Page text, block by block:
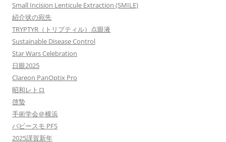
Small Incision Lenticule Extraction (SMILE)
紹介状の宛先
TRYPTYR（トリプティル）点眼液
Sustainable Disease Control
Star Wars Celebration
日眼2025
Clareon PanOptix Pro
昭和レトロ
啓蟄
手術学会＠横浜
バビースモ PFS
2025謹賀新年